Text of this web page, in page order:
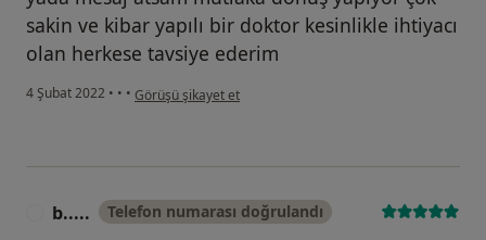
sakin ve kibar yapılı bir doktor kesinlikle ihtiyacı
olan herkese tavsiye ederim
4 Şubat 2022 • • • kullanıcının görüşüne göre g.....
Görüşü şikayet et
b..... Telefon numarası doğrulandı